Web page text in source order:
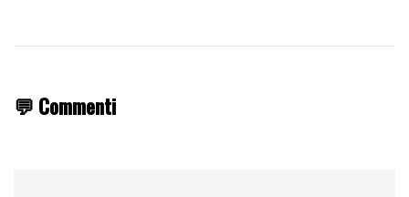
💬 Commenti